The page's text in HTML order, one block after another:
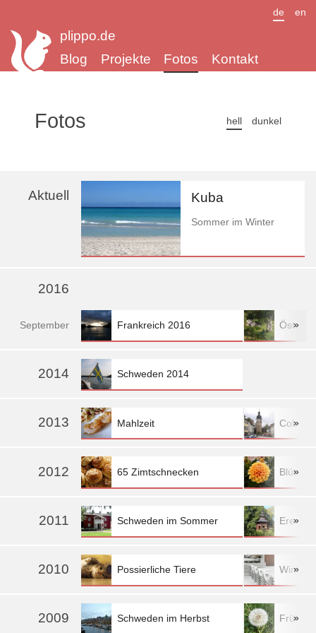
plippo.de
Blog
Projekte Fotos Kontakt
de en
Fotos hell dunkel
Aktuell Kuba
Sommer im Winter
2016
September Frankreich 2016 »
2014 Schweden 2014
»
2013 Mahlzeit Coburg
»
2012 65 Zimtschnecken Blüten
»
2011 Schweden im Sommer »
2010 Possierliche Tiere »
2009 Schweden im Herbst »